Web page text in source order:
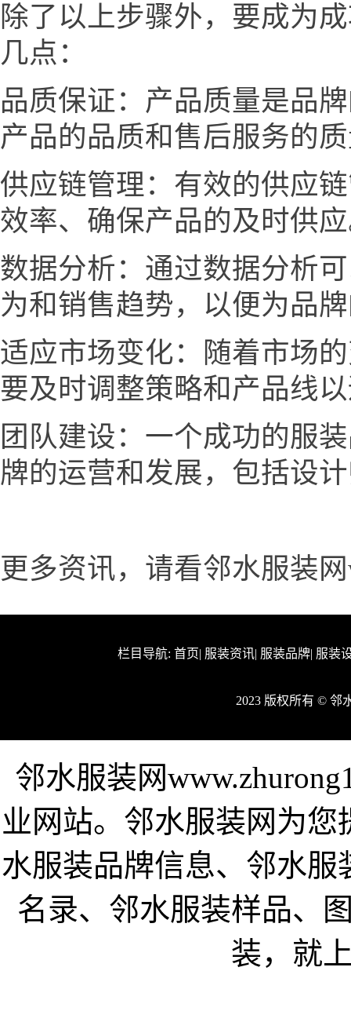
除了以上步骤外，要成为
几点：
品质保证：产品质量是品
产品的品质和售后服务的
供应链管理：有效的供应
效率、确保产品的及时供
数据分析：通过数据分析
为和销售趋势，以便为品
适应市场变化：随着市场
要及时调整策略和产品线
团队建设：一个成功的服
牌的运营和发展，包括设
更多资讯，请看邻水服装
栏目导航: 首页| 服装资讯| 服装品牌| 服装
2023 版权所有 © 邻
邻水服装网
业网站。邻水服装网为
水服装品牌信息、邻水
名录、邻水服装样品、
装，就